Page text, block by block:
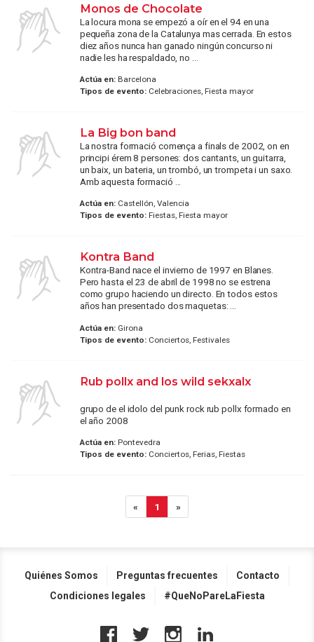
Monos de Chocolate
La locura mona se empezó a oír en el 94 en una
pequeña zona de la Catalunya mas cerrada. En estos
diez años nunca han ganado ningún concurso ni
nadie les ha respaldado, no ...
Actúa en:Barcelona
Tipos de evento:Celebraciones, Fiesta mayor
La Big bon band
La nostra formació comença a finals de 2002, on en
principi érem 8 persones: dos cantants, un guitarra,
un baix, un bateria, un trombó, un trompeta i un saxo.
Amb aquesta formació ...
Actúa en:Castellón, Valencia
Tipos de evento:Fiestas, Fiesta mayor
Kontra Band
Kontra-Band nace el invierno de 1997 en Blanes.
Pero hasta el 23 de abril de 1998 no se estrena
como grupo haciendo un directo. En todos estos
años han presentado dos maquetas: ...
Actúa en:Girona
Tipos de evento:Conciertos, Festivales
Rub pollx and los wild sekxalx
grupo de el idolo del punk rock rub pollx formado en
el año 2008
Actúa en:Pontevedra
Tipos de evento:Conciertos, Ferias, Fiestas
« 1 »
Quiénes Somos Preguntas frecuentes
Contacto
Condiciones legales
#QueNoPareLaFiesta